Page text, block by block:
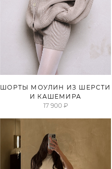
ШОРТЫ МОУЛИН ИЗ ШЕРСТИ
И КАШЕМИРА
17 900 ₽